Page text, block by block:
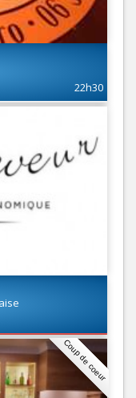
22h30
Coup de coeur